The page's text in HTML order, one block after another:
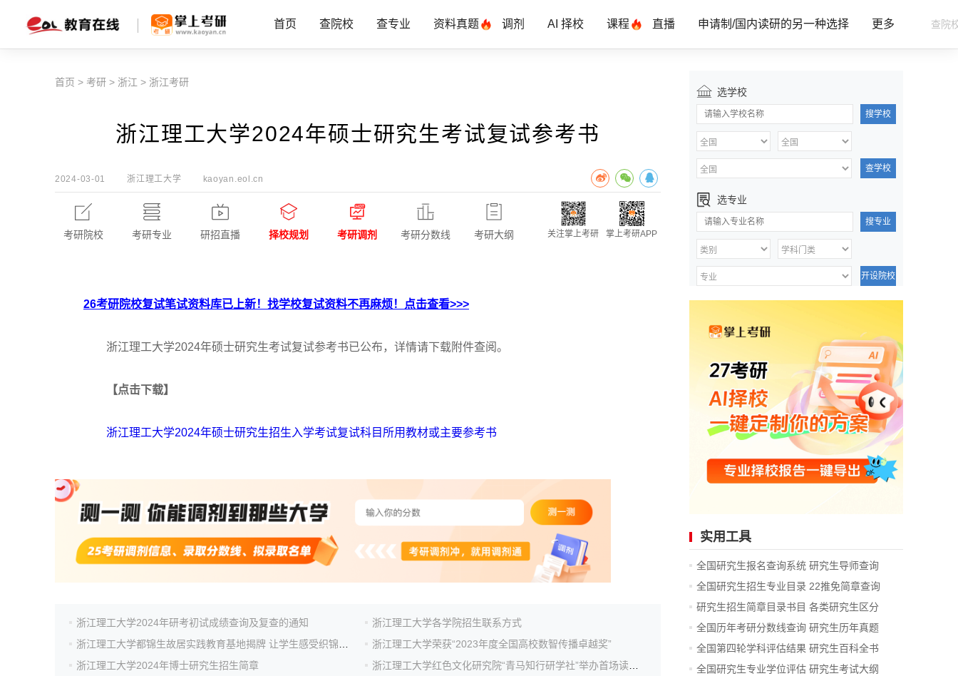
首页 查院校 查专业 资料真题 调剂 AI 择校 课程 直播 申请制/国内读研的另一种选择 更多
首页 > 考研 > 浙江 > 浙江考研
浙江理工大学2024年硕士研究生考试复试参考书
2024-03-01 浙江理工大学 kaoyan.eol.cn
考研院校 考研专业 研招直播 择校规划 考研调剂 考研分数线 考研大纲 关注掌上考研 掌上考研APP
26考研院校复试笔试资料库已上新！找学校复试资料不再麻烦！点击查看>>>
浙江理工大学2024年硕士研究生考试复试参考书已公布，详情请下载附件查阅。
【点击下载】
浙江理工大学2024年硕士研究生招生入学考试复试科目所用教材或主要参考书
浙江理工大学2024年研考初试成绩查询及复查的通知
浙江理工大学各学院招生联系方式
浙江理工大学荣获“2023年度全国高校数智传播卓越奖”
浙江理工大学2024年博士研究生招生简章
选学校
搜学校
查学校
选专业
搜专业
开设院校
实用工具
全国研究生报名查询系统 研究生导师查询
全国研究生招生专业目录 22推免简章查询
研究生招生简章目录书目 各类研究生区分
全国历年考研分数线查询 研究生历年真题
全国第四轮学科评估结果 研究生百科全书
全国研究生专业学位评估 研究生考试大纲